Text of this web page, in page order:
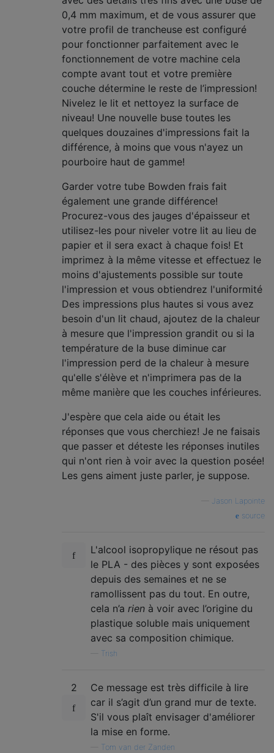
0,4 mm maximum, et de vous assurer que
votre profil de trancheuse est configuré
pour fonctionner parfaitement avec le
fonctionnement de votre machine cela
compte avant tout et votre première
couche détermine le reste de l’impression!
Nivelez le lit et nettoyez la surface de
niveau! Une nouvelle buse toutes les
quelques douzaines d'impressions fait la
différence, à moins que vous n'ayez un
pourboire haut de gamme!
Garder votre tube Bowden frais fait
également une grande différence!
Procurez-vous des jauges d'épaisseur et
utilisez-les pour niveler votre lit au lieu de
papier et il sera exact à chaque fois! Et
imprimez à la même vitesse et effectuez le
moins d'ajustements possible sur toute
l'impression et vous obtiendrez l'uniformité
Des impressions plus hautes si vous avez
besoin d'un lit chaud, ajoutez de la chaleur
à mesure que l'impression grandit ou si la
température de la buse diminue car
l'impression perd de la chaleur à mesure
qu'elle s'élève et n'imprimera pas de la
même manière que les couches inférieures.
J'espère que cela aide ou était les
réponses que vous cherchiez! Je ne faisais
que passer et déteste les réponses inutiles
qui n'ont rien à voir avec la question posée!
Les gens aiment juste parler, je suppose.
Jason Lapointe
source
L'alcool isopropylique ne résout pas
le PLA - des pièces y sont exposées
depuis des semaines et ne se
ramollissent pas du tout. En outre,
cela n’a rien à voir avec l’origine du
plastique soluble mais uniquement
avec sa composition chimique.
Trish
2
Ce message est très difficile à lire
car il s’agit d’un grand mur de texte.
S'il vous plaît envisager d'améliorer
la mise en forme.
Tom van der Zanden